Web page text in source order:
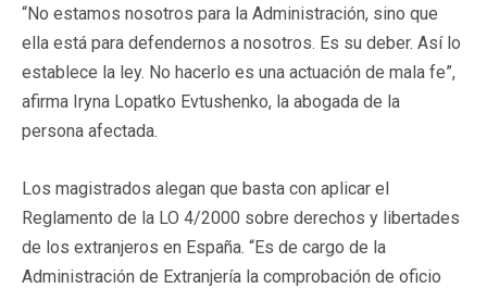
“No estamos nosotros para la Administración, sino que
ella está para defendernos a nosotros. Es su deber. Así lo
establece la ley. No hacerlo es una actuación de mala fe”,
afirma Iryna Lopatko Evtushenko, la abogada de la
persona afectada.
Los magistrados alegan que basta con aplicar el
Reglamento de la LO 4/2000 sobre derechos y libertades
de los extranjeros en España. “Es de cargo de la
Administración de Extranjería la comprobación de oficio